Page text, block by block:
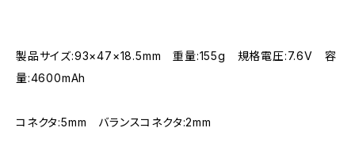
製品サイズ:93×47×18.5mm 重量:155g 規格電圧:7.6V 容
量:4600mAh
コネクタ:5mm バランスコネクタ:2mm